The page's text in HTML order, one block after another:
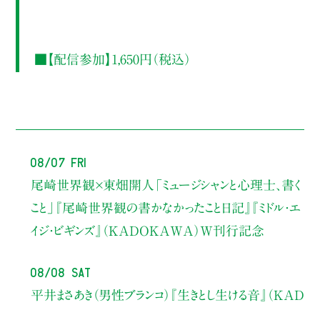
■【配信参加】1,650円（税込）
08/07 Fri
尾崎世界観×東畑開人
「ミュージシャンと心理士、書く
こと」
『尾崎世界観の書かなかったこと日記』『ミドル・エ
イジ・ビギンズ』（KADOKAWA）W刊行記念
08/08 Sat
平井まさあき（男性ブランコ） 『生きとし生ける音』（KAD